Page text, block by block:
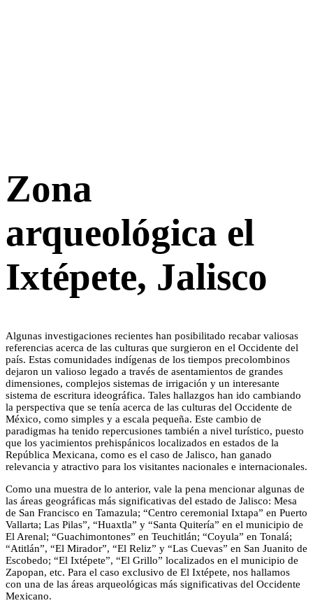
Zona
arqueológica el
Ixtépete, Jalisco
Algunas investigaciones recientes han posibilitado recabar valiosas
referencias acerca de las culturas que surgieron en el Occidente del
país. Estas comunidades indígenas de los tiempos precolombinos
dejaron un valioso legado a través de asentamientos de grandes
dimensiones, complejos sistemas de irrigación y un interesante
sistema de escritura ideográfica. Tales hallazgos han ido cambiando
la perspectiva que se tenía acerca de las culturas del Occidente de
México, como simples y a escala pequeña. Este cambio de
paradigmas ha tenido repercusiones también a nivel turístico, puesto
que los yacimientos prehispánicos localizados en estados de la
República Mexicana, como es el caso de Jalisco, han ganado
relevancia y atractivo para los visitantes nacionales e internacionales.
Como una muestra de lo anterior, vale la pena mencionar algunas de
las áreas geográficas más significativas del estado de Jalisco: Mesa
de San Francisco en Tamazula; “Centro ceremonial Ixtapa” en Puerto
Vallarta; Las Pilas”, “Huaxtla” y “Santa Quitería” en el municipio de
El Arenal; “Guachimontones” en Teuchitlán; “Coyula” en Tonalá;
“Atitlán”, “El Mirador”, “El Reliz” y “Las Cuevas” en San Juanito de
Escobedo; “El Ixtépete”, “El Grillo” localizados en el municipio de
Zapopan, etc. Para el caso exclusivo de El Ixtépete, nos hallamos
con una de las áreas arqueológicas más significativas del Occidente
Mexicano.